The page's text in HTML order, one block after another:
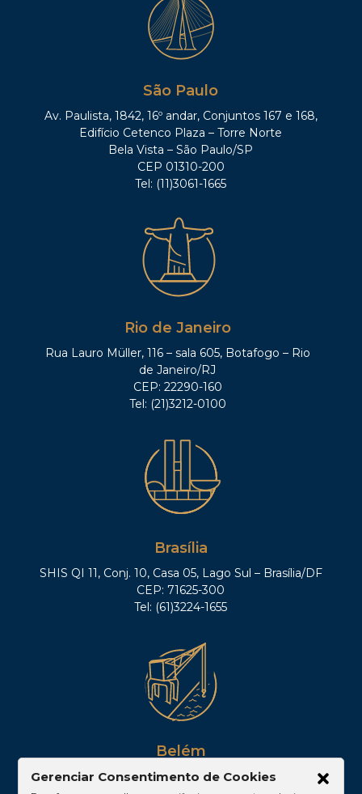
São Paulo
Av. Paulista, 1842, 16º andar, Conjuntos 167 e 168,
Edifício Cetenco Plaza – Torre Norte
Bela Vista – São Paulo/SP
CEP 01310-200
Tel: (11)3061-1665
Rio de Janeiro
Rua Lauro Müller, 116 – sala 605, Botafogo – Rio
de Janeiro/RJ
CEP: 22290-160
Tel: (21)3212-0100
Brasília
SHIS QI 11, Conj. 10, Casa 05, Lago Sul – Brasília/DF
CEP: 71625-300
Tel: (61)3224-1655
Belém
Av. Visconde de Souza Franco, 05, Sala 2102 –
Gerenciar Consentimento de Cookies